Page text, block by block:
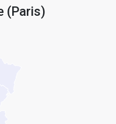
(Paris)